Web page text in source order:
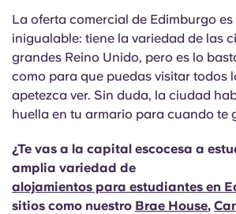
La oferta comercial de Edimburgo
inigualable: tiene la variedad de las
grandes Reino Unido, pero es lo
como para que puedas visitar todos
apetezca ver. Sin duda, la ciudad
huella en tu armario para cuando te
¿Te vas a la capital escocesa a
amplia variedad de
alojamientos para estudiantes en
sitios como nuestro Brae House,